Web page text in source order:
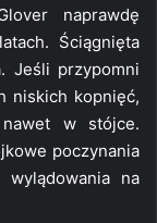
naprawdę
Ściągnięta
Jeśli przypomni
niskich kopnięć,
w stójce.
poczynania
wylądowania na